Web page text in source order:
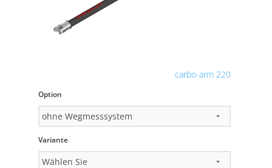
carbo-arm 220
Option
Variante